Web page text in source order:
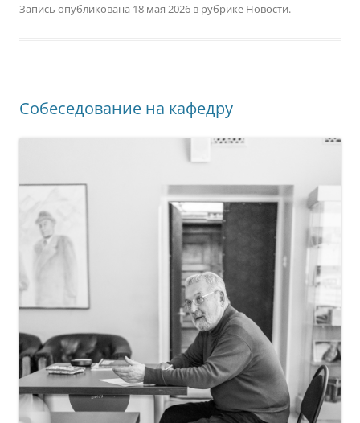
Запись опубликована 18 мая 2026 в рубрике Новости.
Собеседование на кафедру